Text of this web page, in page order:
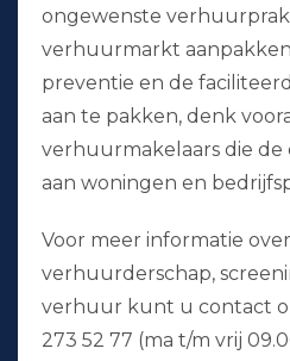
ongewenste
verhuurmarkt
preventie en de
aan te pakken, denk
verhuurmakelaars die
aan woningen en
Voor meer informatie
verhuurderschap,
verhuur kunt u contact
273 52 77 (ma t/m vrij